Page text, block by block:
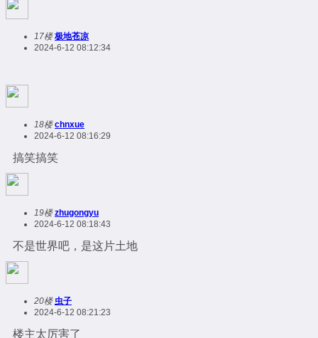
17楼 极地苍凉
2024-6-12 08:12:34
18楼 chnxue
2024-6-12 08:16:29
搞笑搞笑
19楼 zhugongyu
2024-6-12 08:18:43
不是世界吧，是这片土地
20楼 虫子
2024-6-12 08:21:23
楼主太厉害了